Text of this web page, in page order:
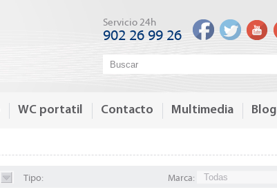
Servicio 24h
902 26 99 26
WC portatil Contacto Multimedia Blog
Tipo: Marca: Todas